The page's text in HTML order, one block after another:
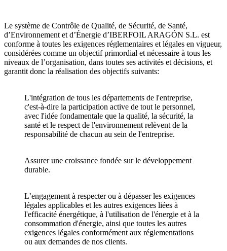
Le système de Contrôle de Qualité, de Sécurité, de Santé,
d’Environnement et d’Énergie d’IBERFOIL ARAGÓN S.L. est
conforme à toutes les exigences réglementaires et légales en vigueur,
considérées comme un objectif primordial et nécessaire à tous les
niveaux de l’organisation, dans toutes ses activités et décisions, et
garantit donc la réalisation des objectifs suivants:
L'intégration de tous les départements de l'entreprise,
c'est-à-dire la participation active de tout le personnel,
avec l'idée fondamentale que la qualité, la sécurité, la
santé et le respect de l'environnement relèvent de la
responsabilité de chacun au sein de l'entreprise.
Assurer une croissance fondée sur le développement
durable.
L’engagement à respecter ou à dépasser les exigences
légales applicables et les autres exigences liées à
l'efficacité énergétique, à l'utilisation de l'énergie et à la
consommation d'énergie, ainsi que toutes les autres
exigences légales conformément aux réglementations
ou aux demandes de nos clients.